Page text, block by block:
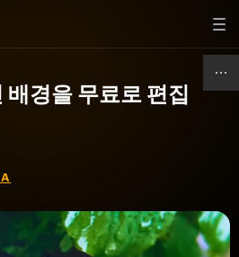
경을 무료로 편집